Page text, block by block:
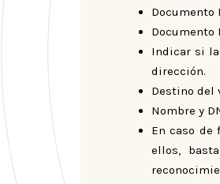
Documento
Documento
Indicar si
dirección.
Destino del
Nombre y
En caso de
ellos,